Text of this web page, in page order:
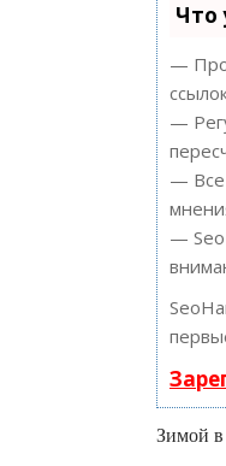
Что
—
—
— Все
—
Зимой в